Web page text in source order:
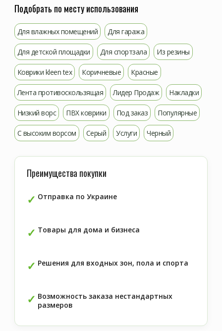
Подобрать по месту использования
Для влажных помещений Для гаража
Для детской площадки Для спортзала Из резины
Коврики kleen tex Коричневые Красные
Лента противоскользящая Лидер Продаж Накладки
Низкий ворс ПВХ коврики Под заказ Популярные
С высоким ворсом Серый Услуги Черный
Преимущества покупки
Отправка по Украине
Товары для дома и бизнеса
Решения для входных зон, пола и спорта
Возможность заказа нестандартных
размеров